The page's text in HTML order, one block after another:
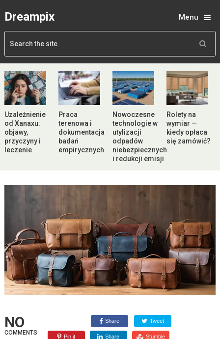
Dreampix Menu
Uzależnienie
od Xanaxu:
objawy,
przyczyny i
leczenie
Praca
terenowa i
dokumentacja
badań
empirycznych
Nowoczesne
technologie w
utylizacji
odpadów
niebezpiecznych
i redukcji emisji
Rolety na
wymiar —
kiedy opłaca
się zamówić?
NO
COMMENTS
Share Tweet
Pin it Share Stumble